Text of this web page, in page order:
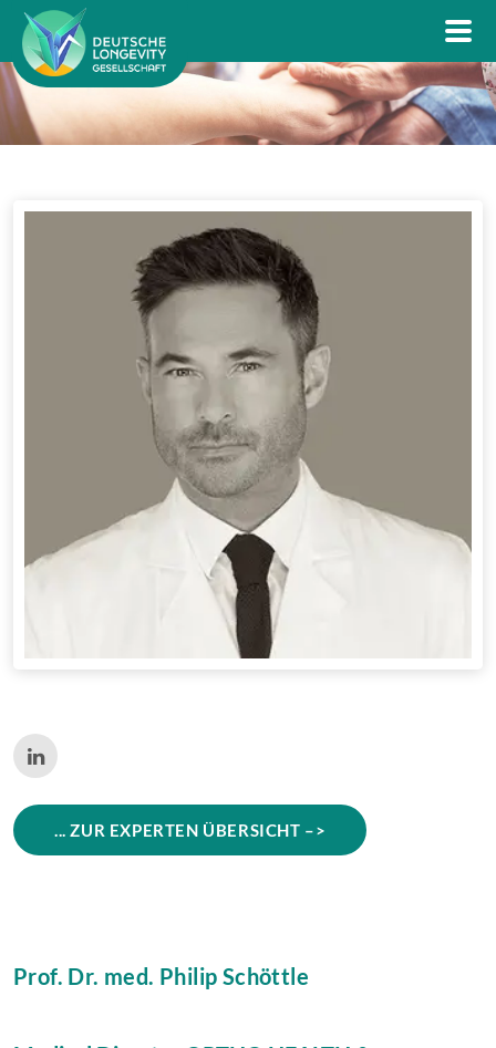
... ZUR EXPERTEN ÜBERSICHT –>
Prof. Dr. med. Philip Schöttle